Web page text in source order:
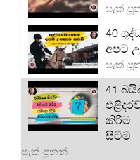
සැක්
40
අපට
සැක්
41
කිරීම -
සිටීම
සැක් පූනන්